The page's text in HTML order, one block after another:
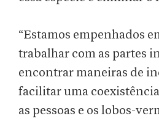
“Estamos empenhados
trabalhar com as partes
encontrar maneiras de
facilitar uma
as pessoas e os lobos-